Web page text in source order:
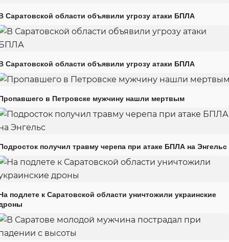
Саратовской области объявили угрозу атаки БПЛА
Саратовской области объявили угрозу атаки БПЛА
в Петровске мужчину нашли мертвым
получил травму черепа при атаке БПЛА на Энгельс
подлете к Саратовской области уничтожили украинские